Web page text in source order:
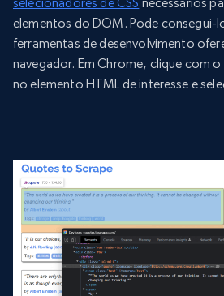
elementos do DOM. Pode consegui-
ferramentas de desenvolvimento
navegador. Em Chrome, clique com
no elemento HTML de interesse e